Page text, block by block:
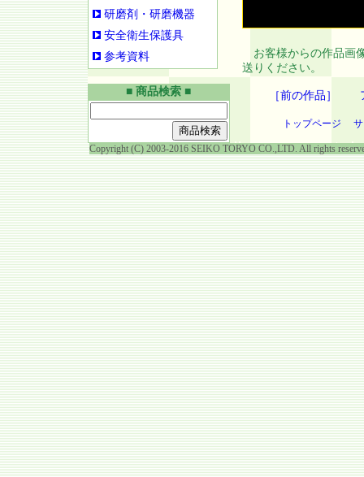
お客様からの作品画
送りください。
［前の作品］
トップページ
研磨剤・研磨機器
安全衛生保護具
参考資料
■ 商品検索 ■
Copyright (C) 2003-2016 SEIKO TORYO CO.,LTD. All rights